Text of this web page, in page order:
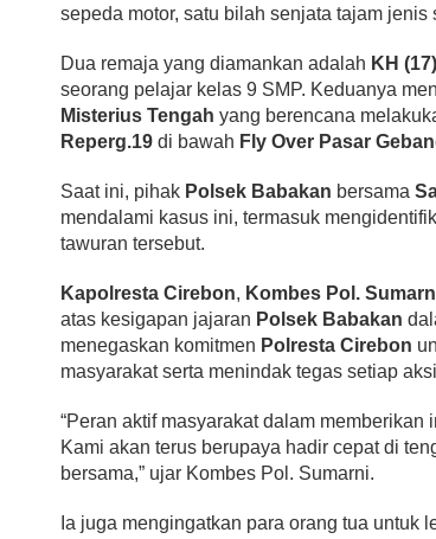
sepeda motor, satu bilah senjata tajam
Dua remaja yang diamankan adalah KH (17)
seorang pelajar kelas 9 SMP. Keduanya
Misterius Tengah yang berencana
Reperg.19di bawah Fly Over Pasar
Saat ini, pihak Polsek Babakan bersama
mendalami kasus ini, termasuk
tawuran tersebut.
Kapolresta Cirebon, Kombes Pol.
atas kesigapan jajaran Polsek Babakan
menegaskan komitmen Polresta Cirebon
masyarakat serta menindak tegas setiap
“Peran aktif masyarakat dalam
Kami akan terus berupaya hadir cepat di
bersama,” ujar Kombes Pol. Sumarni.
Ia juga mengingatkan para orang tua untuk